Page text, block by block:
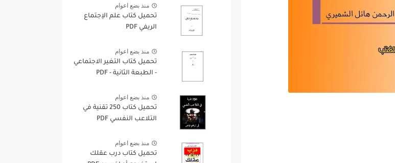
منذ بضع اعوام
تحميل كتاب علم الإجتماع
الريفي PDF
منذ بضع اعوام
تحميل كتاب التغير الاجتماعي
- الطبعة الثانية - PDF
منذ بضع اعوام
تحميل كتاب 250 تقنية في
التلاعب النفسي PDF
منذ بضع اعوام
تحميل كتاب درب عقلك